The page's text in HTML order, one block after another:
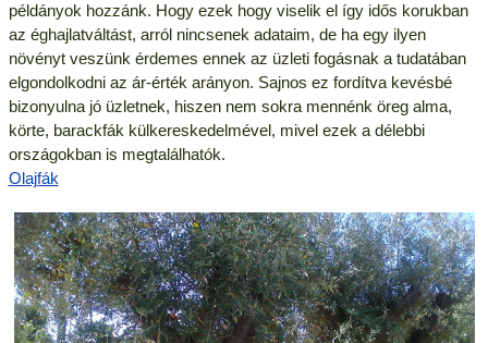
példányok hozzánk. Hogy ezek hogy viselik el így idős korukban
az éghajlatváltást, arról nincsenek adataim, de ha egy ilyen
növényt veszünk érdemes ennek az üzleti fogásnak a tudatában
elgondolkodni az ár-érték arányon. Sajnos ez fordítva kevésbé
bizonyulna jó üzletnek, hiszen nem sokra mennénk öreg alma,
körte, barackfák külkereskedelmével, mivel ezek a délebbi
országokban is megtalálhatók.
Olajfák